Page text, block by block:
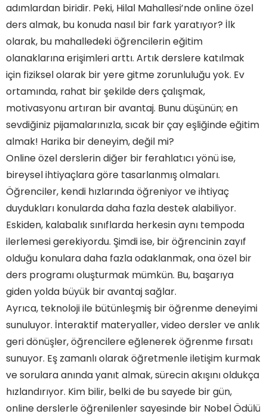
adımlardan biridir. Peki, Hilal Mahallesi’nde online özel
ders almak, bu konuda nasıl bir fark yaratıyor? İlk
olarak, bu mahalledeki öğrencilerin eğitim
olanaklarına erişimleri arttı. Artık derslere katılmak
için fiziksel olarak bir yere gitme zorunluluğu yok. Ev
ortamında, rahat bir şekilde ders çalışmak,
motivasyonu artıran bir avantaj. Bunu düşünün; en
sevdiğiniz pijamalarınızla, sıcak bir çay eşliğinde eğitim
almak! Harika bir deneyim, değil mi?
Online özel derslerin diğer bir ferahlatıcı yönü ise,
bireysel ihtiyaçlara göre tasarlanmış olmaları.
Öğrenciler, kendi hızlarında öğreniyor ve ihtiyaç
duydukları konularda daha fazla destek alabiliyor.
Eskiden, kalabalık sınıflarda herkesin aynı tempoda
ilerlemesi gerekiyordu. Şimdi ise, bir öğrencinin zayıf
olduğu konulara daha fazla odaklanmak, ona özel bir
ders programı oluşturmak mümkün. Bu, başarıya
giden yolda büyük bir avantaj sağlar.
Ayrıca, teknoloji ile bütünleşmiş bir öğrenme deneyimi
sunuluyor. İnteraktif materyaller, video dersler ve anlık
geri dönüşler, öğrencilere eğlenerek öğrenme fırsatı
sunuyor. Eş zamanlı olarak öğretmenle iletişim kurmak
ve sorulara anında yanıt almak, sürecin akışını oldukça
hızlandırıyor. Kim bilir, belki de bu sayede bir gün,
online derslerle öğrenilenler sayesinde bir Nobel Ödülü